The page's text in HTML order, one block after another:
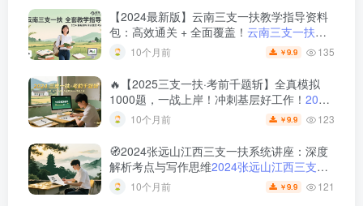
【2024最新版】云南三支一扶教学指导资料
包：高效通关 + 全面覆盖！ 云南三支一扶教
学指导资料包 — 全套理论讲义 + 历年真题 +
视频课程 | 文飞出品
10个月前 ￥9.9 135
🔥【2025三支一扶·考前千题斩】全真模拟
1000题，一战上岸！冲刺基层好工作！ 2024
年三支一扶考前千题斩 | 支教支农支医乡村振
兴必备刷题宝典
10个月前 ￥9.9 123
🧭2024张远山江西三支一扶系统讲座：深度
解析考点与写作思维2024张远山江西三支一
扶系统讲座及讲义｜大作文押题卷与金句范
文全解析
10个月前 ￥9.9 121